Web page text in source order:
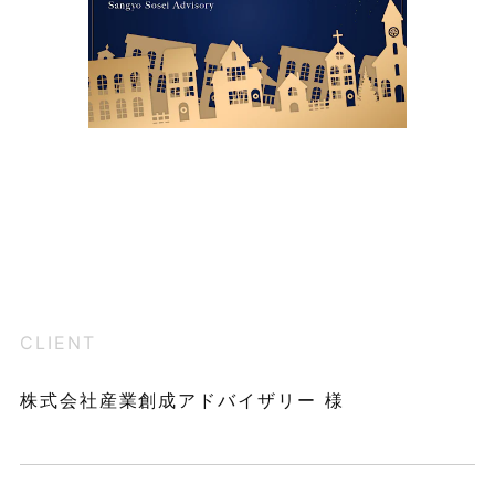
CLIENT
株式会社産業創成アドバイザリー 様